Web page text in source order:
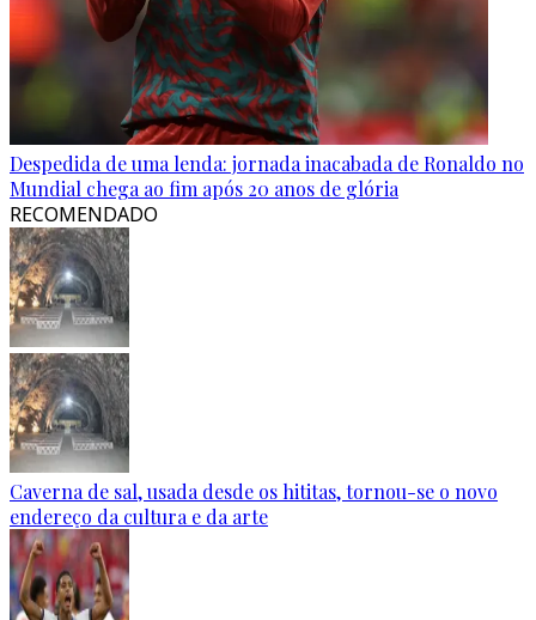
Despedida de uma lenda: jornada inacabada de Ronaldo no
Mundial chega ao fim após 20 anos de glória
RECOMENDADO
Caverna de sal, usada desde os hititas, tornou-se o novo
endereço da cultura e da arte